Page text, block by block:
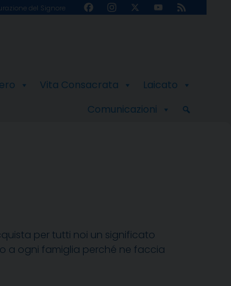
del Signore FacebookInstagram
X
YouTube
Feed
Vita Consacrata
Laicato
Comunicazioni
per tutti noi un significato
a ogni famiglia perché ne faccia